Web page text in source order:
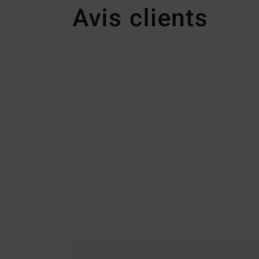
Avis clients